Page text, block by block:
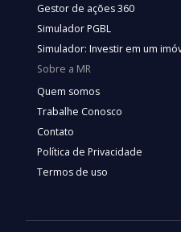
Gestor de ações 360
Simulador PGBL
Simulador: Investir em um
Sobre a MR
Quem somos
Trabalhe Conosco
Contato
Política de Privacidade
Termos de uso